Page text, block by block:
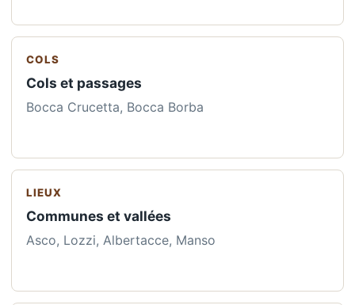
COLS
Cols et passages
Bocca Crucetta, Bocca Borba
LIEUX
Communes et vallées
Asco, Lozzi, Albertacce, Manso